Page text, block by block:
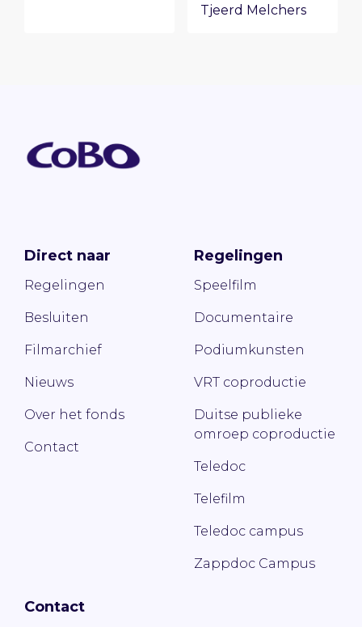
Tjeerd Melchers
Direct naar
Regelingen
Besluiten
Filmarchief
Nieuws
Over het fonds
Contact
Regelingen
Speelfilm
Documentaire
Podiumkunsten
VRT coproductie
Duitse publieke
omroep coproductie
Teledoc
Telefilm
Teledoc campus
Zappdoc Campus
Contact